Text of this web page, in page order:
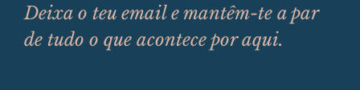
Deixa o teu email e mantêm-te a par
de tudo o que acontece por aqui.